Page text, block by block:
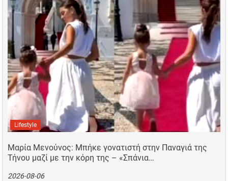
Lifestyle
Μαρία Μενούνος: Μπήκε γονατιστή στην Παναγιά της
Τήνου μαζί με την κόρη της – «Σπάνια…
2026-08-06